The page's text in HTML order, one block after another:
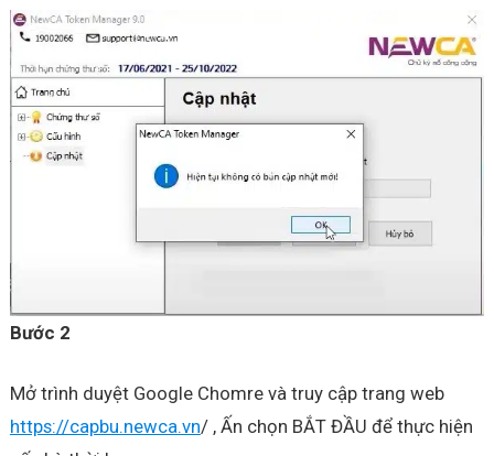
Bước 2
Mở trình duyệt Google Chomre và truy cập trang web
https://capbu.newca.vn/ , Ấn chọn BẮT ĐẦU để thực hiện